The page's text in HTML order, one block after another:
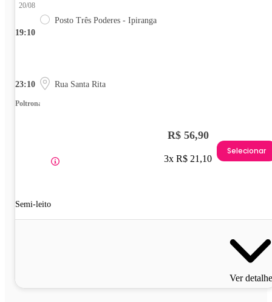
19:10
20/08
Posto Três Poderes - Ipiranga
23:10 Rua Santa Rita
Poltrona
Semi-leito
R$ 56,90
3x R$ 21,10
Selecionar
Ver